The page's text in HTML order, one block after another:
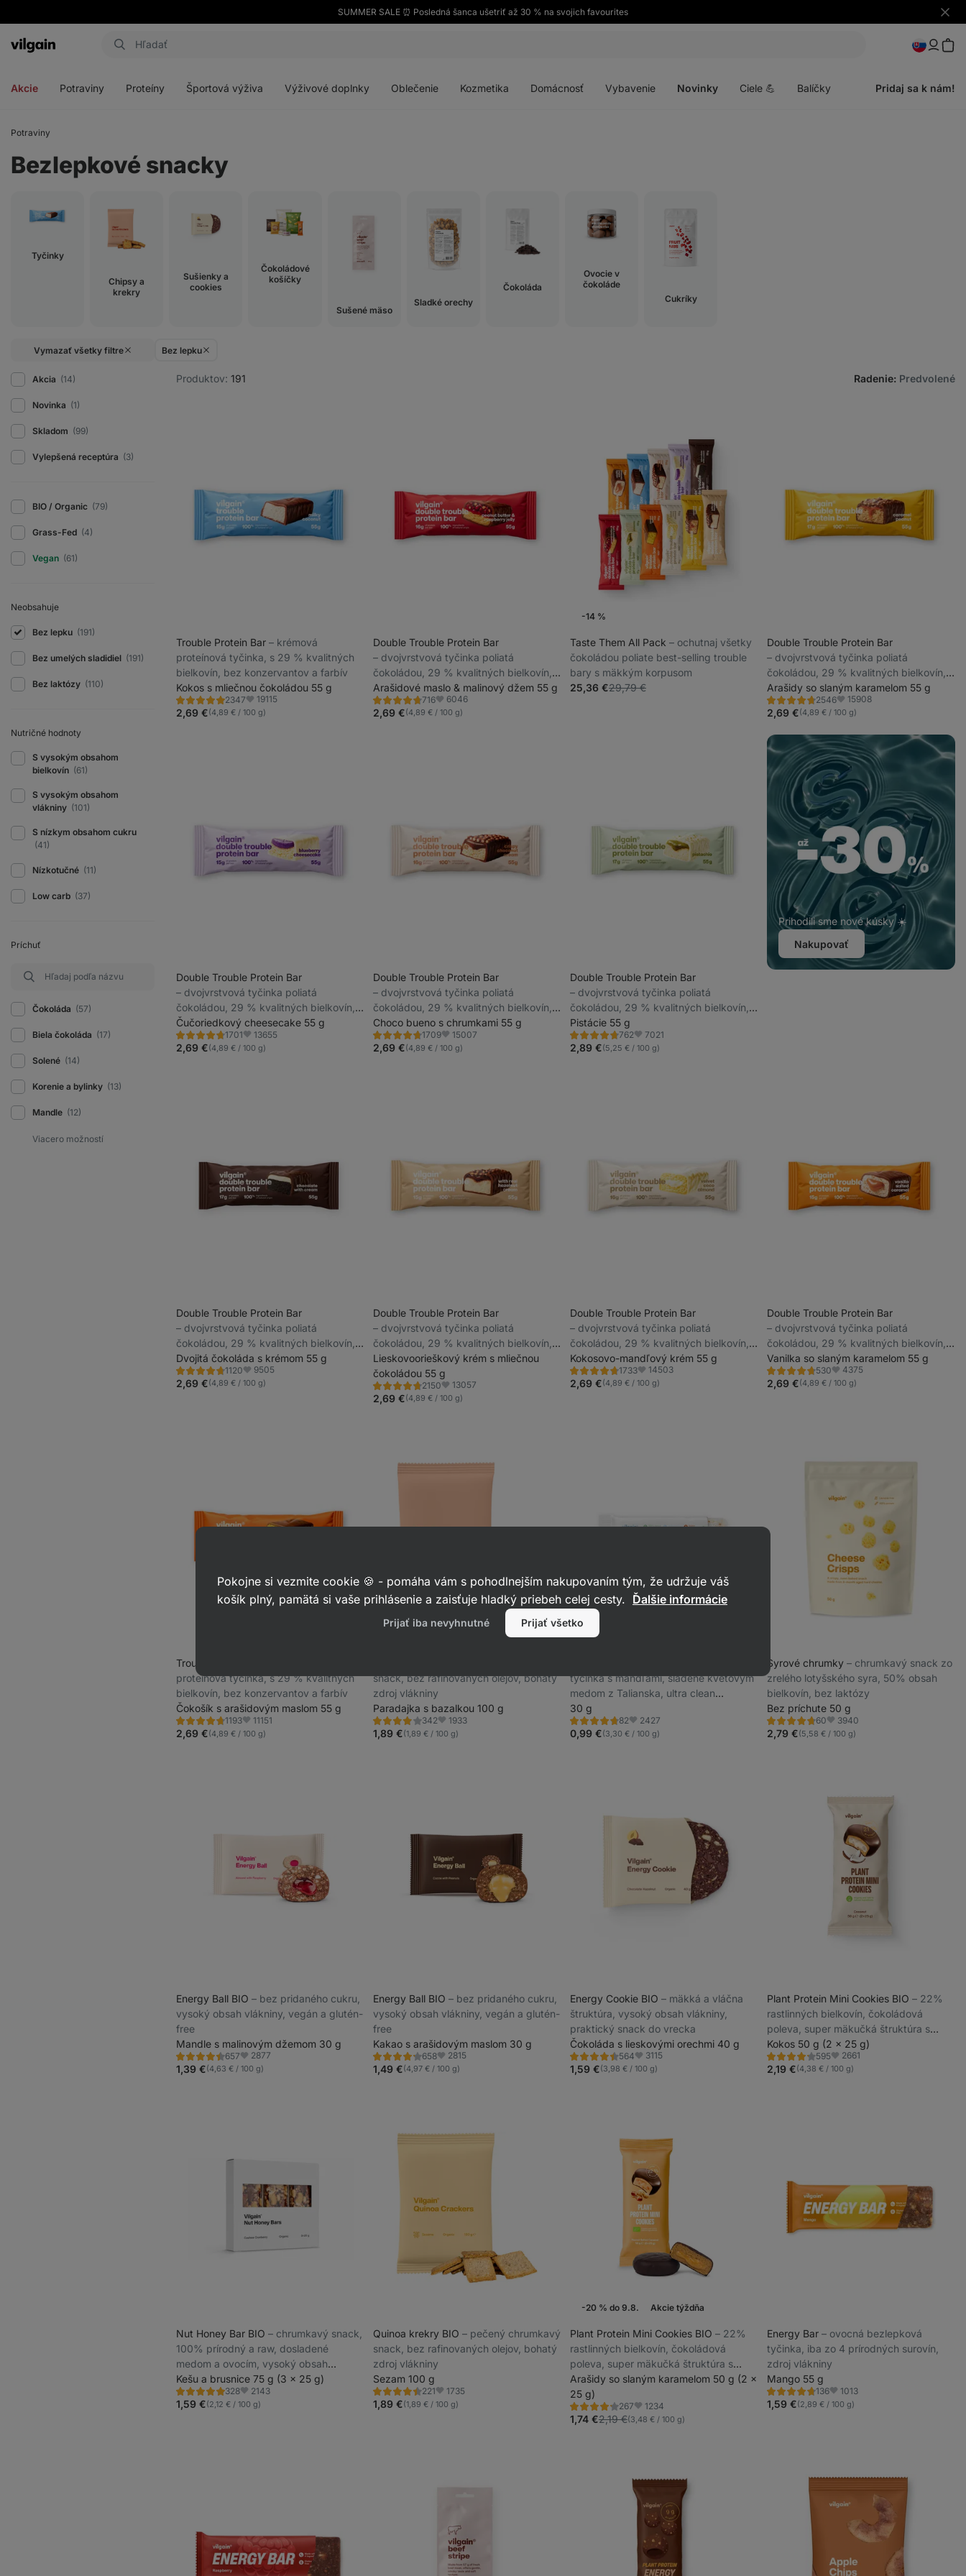
SUMMER SALE ⏰ Posledná šanca ušetriť až 30 % na svojich favourites
Skryť
Eshop
Akcie Potraviny Proteíny Športová výživa Výživové doplnky Oblečenie Kozmetika Domácnosť Vybavenie Novinky Ciele 💪 Balíčky Pridaj sa k nám!
Potraviny
Bezlepkové snacky
Tyčinky
Chipsy a
krekry
Sušienky a
cookies
Čokoládové
košíčky
Sušené mäso
Sladké orechy
Čokoláda
Ovocie v
čokoláde
Cukríky
Vymazať všetky filtre Bez lepku
Produktov: 191 Radenie: Predvolené
Akcia (14)
Novinka (1)
Skladom (99)
Vylepšená receptúra (3)
BIO / Organic (79)
Grass-Fed (4)
Vegan (61)
Neobsahuje
Bez lepku (191)
Bez umelých sladidiel (191)
Bez laktózy (110)
Nutričné ​​hodnoty
S vysokým obsahom
bielkovín (61)
S vysokým obsahom
vlákniny (101)
S nízkym obsahom cukru
(41)
Nízkotučné (11)
Low carb (37)
Príchuť
Čokoláda (57)
Biela čokoláda (17)
Solené (14)
Korenie a bylinky (13)
Mandle (12)
Trouble Protein Bar ⁠–⁠ krémová
proteínová tyčinka, s 29 % kvalitných
bielkovín, bez konzervantov a farbív
Kokos s mliečnou čokoládou 55 g
2347
Hodnotenie
4.8/5,
2347
Obľúbené
19115
2,69 €(4,89 € / 100 g)
Double Trouble Protein Bar
⁠–⁠ dvojvrstvová tyčinka poliatá
čokoládou, 29 % kvalitných bielkovín,
bez konzervantov a farbív
Arašidové maslo & malinový džem 55 g
716
Hodnotenie
4.7/5,
716
Obľúbené
6046
2,69 €(4,89 € / 100 g)
-14 %
Taste Them All Pack ⁠–⁠ ochutnaj všetky
čokoládou poliate best-selling trouble
bary s mäkkým korpusom
25,36 €29,79 €
Double Trouble Protein Bar
⁠–⁠ dvojvrstvová tyčinka poliatá
čokoládou, 29 % kvalitných bielkovín,
bez konzervantov a farbív
Arašidy so slaným karamelom 55 g
2546
Hodnotenie
4.7/5,
2546
Obľúbené
15908
2,69 €(4,89 € / 100 g)
Double Trouble Protein Bar
⁠–⁠ dvojvrstvová tyčinka poliatá
čokoládou, 29 % kvalitných bielkovín,
bez konzervantov a farbív
Čučoriedkový cheesecake 55 g
1701
Hodnotenie
4.7/5,
1701
Obľúbené
13655
2,69 €(4,89 € / 100 g)
Double Trouble Protein Bar
⁠–⁠ dvojvrstvová tyčinka poliatá
čokoládou, 29 % kvalitných bielkovín,
bez konzervantov a farbív
Choco bueno s chrumkami 55 g
1709
Hodnotenie
4.6/5,
1709
Obľúbené
15007
2,69 €(4,89 € / 100 g)
Double Trouble Protein Bar
⁠–⁠ dvojvrstvová tyčinka poliatá
čokoládou, 29 % kvalitných bielkovín,
bez konzervantov a farbív
Pistácie 55 g
762
Hodnotenie
4.7/5,
762
Obľúbené
7021
2,89 €(5,25 € / 100 g)
Prihodili sme nové kúsky ☀️
Nakupovať
Double Trouble Protein Bar
⁠–⁠ dvojvrstvová tyčinka poliatá
čokoládou, 29 % kvalitných bielkovín,
bez konzervantov a farbív
Dvojitá čokoláda s krémom 55 g
1120
Hodnotenie
4.7/5,
1120
Obľúbené
9505
2,69 €(4,89 € / 100 g)
Double Trouble Protein Bar
⁠–⁠ dvojvrstvová tyčinka poliatá
čokoládou, 29 % kvalitných bielkovín,
bez konzervantov a farbív
Lieskovoorieškový krém s mliečnou
čokoládou 55 g
2150
Hodnotenie
4.7/5,
2150
Obľúbené
13057
2,69 €(4,89 € / 100 g)
Double Trouble Protein Bar
⁠–⁠ dvojvrstvová tyčinka poliatá
čokoládou, 29 % kvalitných bielkovín,
bez konzervantov a farbív
Kokosovo-mandľový krém 55 g
1733
Hodnotenie
4.7/5,
1733
Obľúbené
14503
2,69 €(4,89 € / 100 g)
Double Trouble Protein Bar
⁠–⁠ dvojvrstvová tyčinka poliatá
čokoládou, 29 % kvalitných bielkovín,
bez konzervantov a farbív
Vanilka so slaným karamelom 55 g
530
Hodnotenie
4.7/5,
530
Obľúbené
4375
2,69 €(4,89 € / 100 g)
Trouble Protein Bar
proteínová tyčinka, s 29 % kvalitných
bielkovín, bez konzervantov a farbív
Čokošík s arašidovým maslom 55 g
1193
Hodnotenie
4.6/5,
1193
Obľúbené
11151
2,69 €(4,89 € / 100 g)
snack, bez rafinovaných olejov, bohatý
zdroj vlákniny
Paradajka s bazalkou 100 g
342
Hodnotenie
3.8/5,
342
Obľúbené
1933
1,89 €(1,89 € / 100 g)
tyčinka s mandľami, sladené kvetovým
medom z Talianska, ultra clean
zloženie, bez lepku
30 g
82
Hodnotenie
4.7/5,
82
Obľúbené
2427
0,99 €(3,30 € / 100 g)
Syrové chrumky ⁠–⁠ chrumkavý snack zo
zrelého lotyšského syra, 50% obsah
bielkovín, bez laktózy
Bez príchute 50 g
60
Hodnotenie
4.6/5,
60
Obľúbené
3940
2,79 €(5,58 € / 100 g)
Energy Ball BIO ⁠–⁠ bez pridaného cukru,
vysoký obsah vlákniny, vegán a glutén-
free
Mandle s malinovým džemom 30 g
657
Hodnotenie
4.3/5,
657
Obľúbené
2877
1,39 €(4,63 € / 100 g)
Energy Ball BIO ⁠–⁠ bez pridaného cukru,
vysoký obsah vlákniny, vegán a glutén-
free
Kakao s arašidovým maslom 30 g
658
Hodnotenie
4.2/5,
658
Obľúbené
2815
1,49 €(4,97 € / 100 g)
Energy Cookie BIO ⁠–⁠ mäkká a vláčna
štruktúra, vysoký obsah vlákniny,
praktický snack do vrecka
Čokoláda s lieskovými orechmi 40 g
564
Hodnotenie
4.5/5,
564
Obľúbené
3115
1,59 €(3,98 € / 100 g)
Plant Protein Mini Cookies BIO ⁠–⁠ 22%
rastlinných bielkovín, čokoládová
poleva, super mäkučká štruktúra s
náplňou
Kokos 50 g (2 x 25 g)
595
Hodnotenie
4.3/5,
595
Obľúbené
2661
2,19 €(4,38 € / 100 g)
Nut Honey Bar BIO ⁠–⁠ chrumkavý snack,
100% prírodný a raw, dosladené
medom a ovocím, vysoký obsah
orechov
Kešu a brusnice 75 g (3 x 25 g)
328
Hodnotenie
4.9/5,
328
Obľúbené
2143
1,59 €(2,12 € / 100 g)
Quinoa krekry BIO ⁠–⁠ pečený chrumkavý
snack, bez rafinovaných olejov, bohatý
zdroj vlákniny
Sezam 100 g
221
Hodnotenie
4.5/5,
221
Obľúbené
1735
1,89 €(1,89 € / 100 g)
-20 % do 9.8. Akcie týždňa
Plant Protein Mini Cookies BIO ⁠–⁠ 22%
rastlinných bielkovín, čokoládová
poleva, super mäkučká štruktúra s
náplňou
Arašidy so slaným karamelom 50 g (2 x
25 g)
267
Hodnotenie
4.2/5,
267
Obľúbené
1234
1,74 €2,19 €(3,48 € / 100 g)
Energy Bar ⁠–⁠ ovocná bezlepková
tyčinka, iba zo 4 prírodných surovín,
zdroj vlákniny
Mango 55 g
136
Hodnotenie
4.7/5,
136
Obľúbené
1013
1,59 €(2,89 € / 100 g)
Pokojne si vezmite cookie 🍪 - pomáha vám s pohodlnejším nakupovaním tým, že udržuje váš
košík plný, pamätá si vaše prihlásenie a zaisťuje hladký priebeh celej cesty. Ďalšie informácie
Prijať iba nevyhnutné Prijať všetko